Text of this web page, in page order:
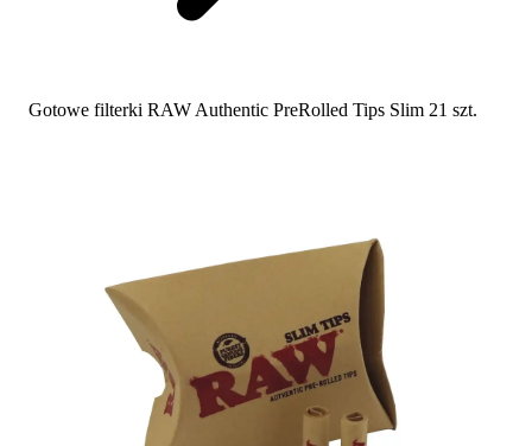
Gotowe filterki RAW Authentic PreRolled Tips Slim 21 szt.